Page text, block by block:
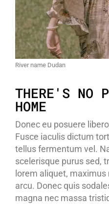
River name Dudan
THERE'S NO
HOME
Donec eu posuere
Fusce iaculis dictum
tellus fermentum vel.
scelerisque purus sed,
lorem aliquet,
arcu. Donec quis
magna nec massa